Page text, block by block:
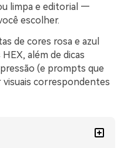
limpa e editorial —
escolher.
de cores rosa e azul
além de dicas
(e prompts que
visuais correspondentes